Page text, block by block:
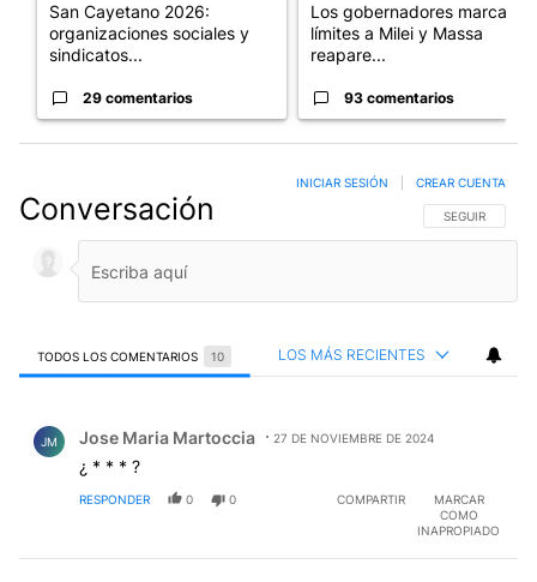
San Cayetano 2026:
organizaciones sociales y
sindicatos...
29 comentarios
Los gobernadores marcan
límites a Milei y Massa
reapare...
93 comentarios
Conversación SIGA ESTA
SEGUIR
INICIAR SESIÓN CREAR CUENTA
TODOS LOS COMENTARIOS 10 LOS MÁS RECIENTES
JM Jose Maria Martoccia 27 DE NOVIEMBRE DE 2024
¿ * * * ?
RESPONDER 0 0 COMPARTIR
MARCAR
COMO
INAPROPIADO